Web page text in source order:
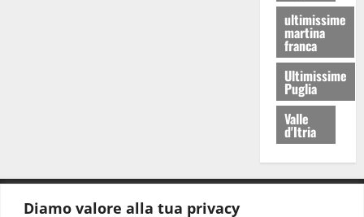
Diamo valore alla tua privacy
ultimissime
martina
franca
Ultimissime
Puglia
Valle
d'Itria